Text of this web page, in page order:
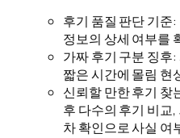
후기 품질 판단 기준
정보의 상세 여부를
가짜 후기 구분 징후
짧은 시간에 몰림 현
신뢰할 만한 후기 찾
후 다수의 후기 비교
차 확인으로 사실 여